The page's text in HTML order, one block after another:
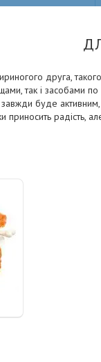
друга,
так і засобами
буде
приносить